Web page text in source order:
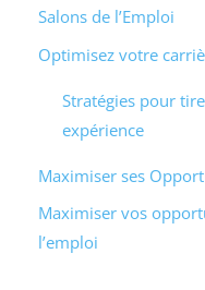
Salons de l’Emploi
Optimisez votre
Stratégies pour
expérience
Maximiser ses
Maximiser vos
l’emploi